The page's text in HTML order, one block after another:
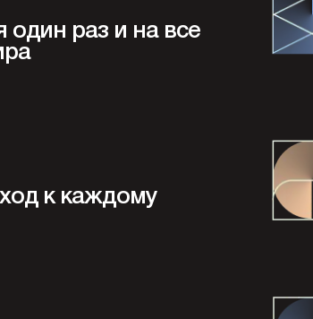
один раз и на все
к каждому